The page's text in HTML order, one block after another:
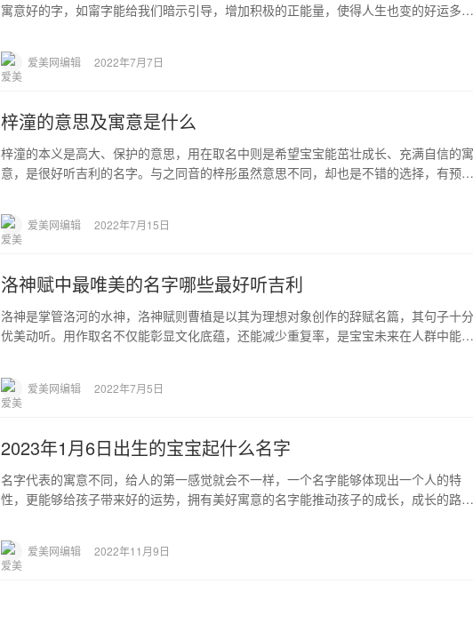
寓意好的字，如甯字能给我们暗示引导，增加积极的正能量，使得人生也变的好运多
爱美网编辑 2022年7月7日
梓潼的意思及寓意是什么
梓潼的本义是高大、保护的意思，用在取名中则是希望宝宝能茁壮成长、充满自信的寓
意，是很好听吉利的名字。与之同音的梓彤虽然意思不同，却也是不错的选择，有预示
爱美网编辑 2022年7月15日
洛神赋中最唯美的名字哪些最好听吉利
洛神是掌管洛河的水神，洛神赋则曹植是以其为理想对象创作的辞赋名篇，其句子十分
优美动听。用作取名不仅能彰显文化底蕴，还能减少重复率，是宝宝未来在人群中能够
爱美网编辑 2022年7月5日
2023年1月6日出生的宝宝起什么名字
名字代表的寓意不同，给人的第一感觉就会不一样，一个名字能够体现出一个人的特
性，更能够给孩子带来好的运势，拥有美好寓意的名字能推动孩子的成长，成长的路上
爱美网编辑 2022年11月9日